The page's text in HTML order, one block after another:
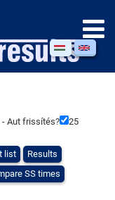
Aut frissítés? 25
list
Results
SS times